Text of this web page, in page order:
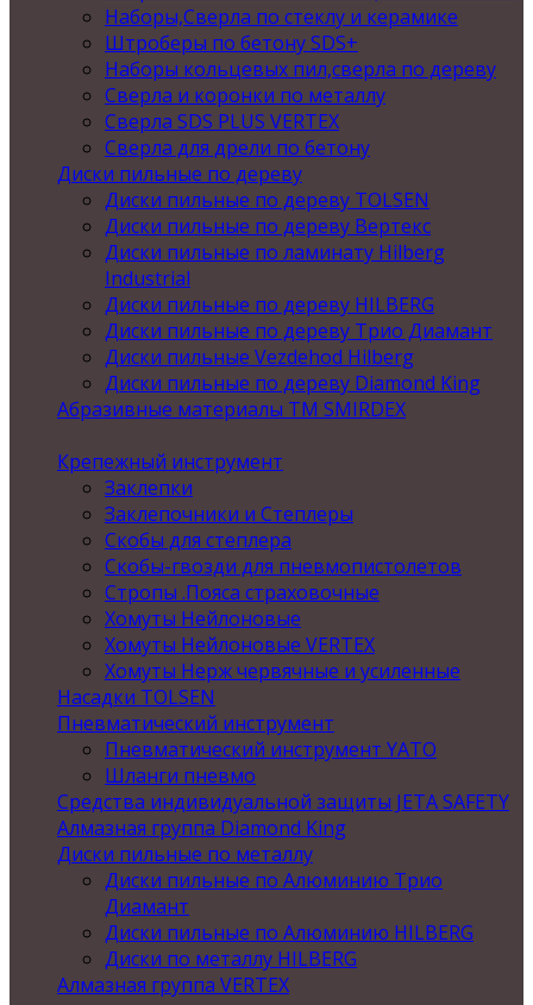
Наборы,Сверла по стеклу и керамике
Штроберы по бетону SDS+
Наборы кольцевых пил,сверла по дереву
Сверла и коронки по металлу
Сверла SDS PLUS VERTEX
Сверла для дрели по бетону
Диски пильные по дереву
Диски пильные по дереву TOLSEN
Диски пильные по дереву Вертекс
Диски пильные по ламинату Hilberg
Industrial
Диски пильные по дереву HILBERG
Диски пильные по дереву Трио Диамант
Диски пильные Vezdehod Hilberg
Диски пильные по дереву Diamond King
Абразивные материалы ТМ SMIRDEX
Крепежный инструмент
Заклепки
Заклепочники и Степлеры
Скобы для степлера
Скобы-гвозди для пневмопистолетов
Стропы .Пояса страховочные
Хомуты Нейлоновые
Хомуты Нейлоновые VERTEX
Хомуты Нерж червячные и усиленные
Насадки TOLSEN
Пневматический инструмент
Пневматический инструмент YATO
Шланги пневмо
Средства индивидуальной защиты JETA SAFETY
Алмазная группа Diamond King
Диски пильные по металлу
Диски пильные по Алюминию Трио
Диамант
Диски пильные по Алюминию HILBERG
Диски по металлу HILBERG
Алмазная группа VERTEX